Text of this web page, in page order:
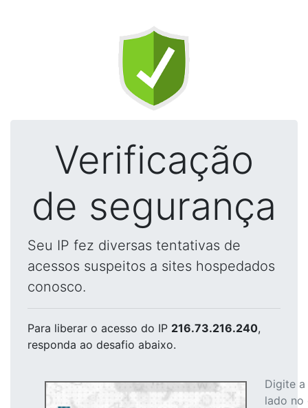
Verificação
de segurança
Seu IP fez diversas tentativas de
acessos suspeitos a sites hospedados
conosco.
Para liberar o acesso do IP 216.73.216.240,
responda ao desafio abaixo.
Digite
lado no